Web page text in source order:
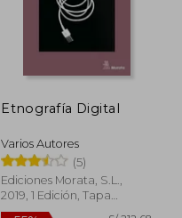
Etnografía Digital
Varios Autores
(5)
Ediciones Morata, S.L.,
2019, 1 Edición, Tapa
Blanda, Nuevo